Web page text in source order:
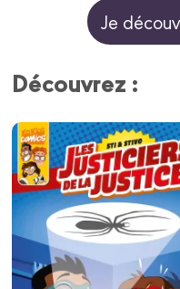
Je
Découvrez :